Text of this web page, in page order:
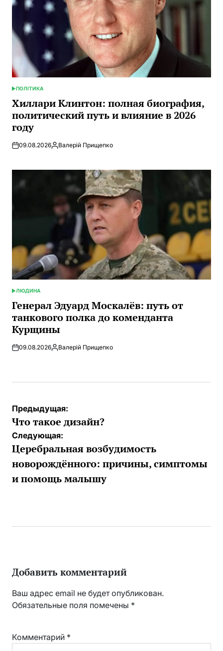
ОПУБЛИКОВАНО
В
ПОЛІТИКА
Хиллари Клинтон: полная биография,
политический путь и влияние в 2026
году
09.08.2026Запись
Валерій Прищепко
ОПУБЛИКОВАНО
В
ЛЮДИНА
Генерал Эдуард Москалёв: путь от
танкового полка до коменданта
Курщины
09.08.2026Запись
Валерій Прищепко
Навигация
по
записям
Предыдущая:
Что такое дизайн?
Следующая:
Церебральная возбудимость
новорождённого: причины, симптомы
и помощь малышу
Добавить комментарий
Ваш адрес email не будет опубликован.
Обязательные поля помечены *
Комментарий *